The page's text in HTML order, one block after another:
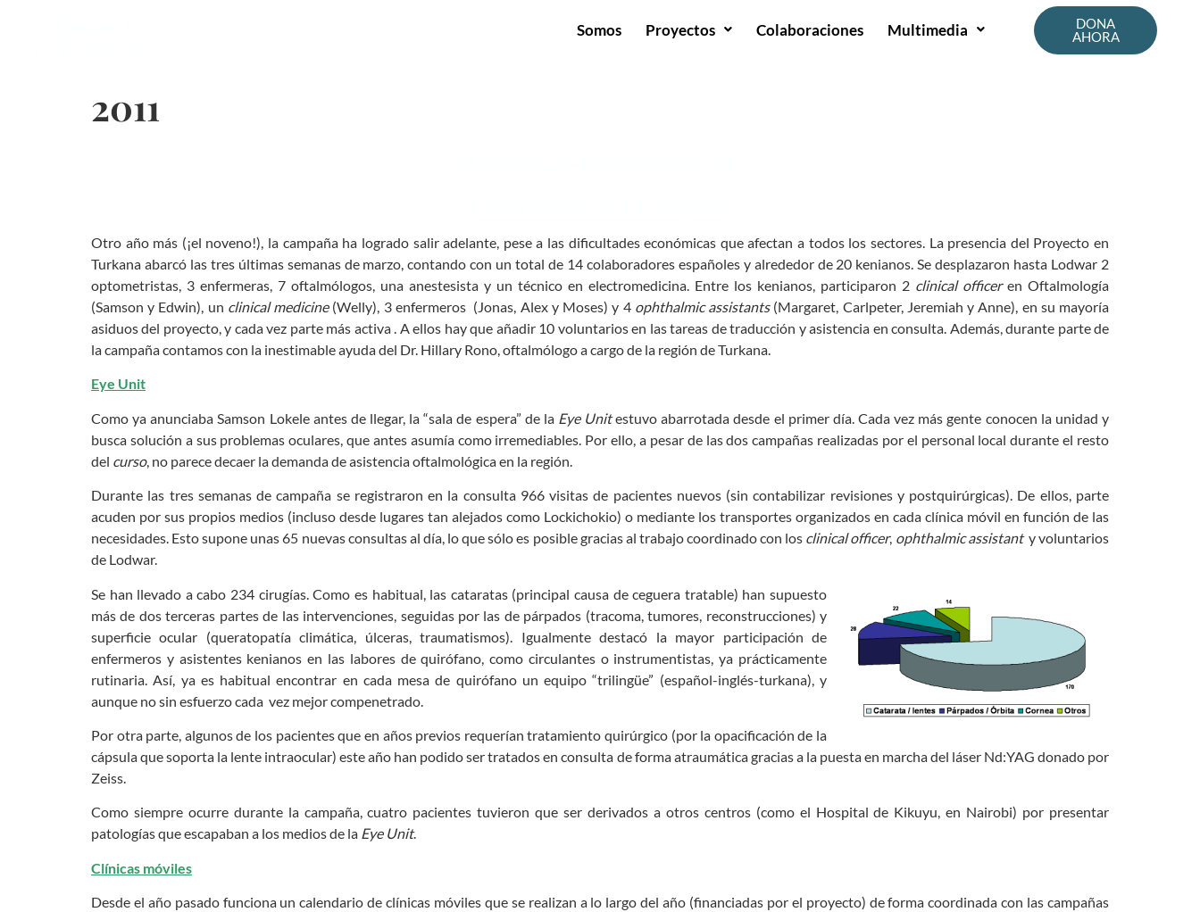
Somos Proyectos Colaboraciones Multimedia
DONA
AHORA
2011
Otro año más (¡el noveno!), la campaña ha logrado salir adelante, pese a las dificultades económicas que afectan a todos los sectores. La presencia del Proyecto en
Turkana abarcó las tres últimas semanas de marzo, contando con un total de 14 colaboradores españoles y alrededor de 20 kenianos. Se desplazaron hasta Lodwar 2
optometristas, 3 enfermeras, 7 oftalmólogos, una anestesista y un técnico en electromedicina. Entre los kenianos, participaron 2 clinical officeren Oftalmología
(Samson y Edwin), un clinical medicine(Welly), 3 enfermeros (Jonas, Alex y Moses) y 4 ophthalmic assistants(Margaret, Carlpeter, Jeremiah y Anne), en su mayoría
asiduos del proyecto, y cada vez parte más activa . A ellos hay que añadir 10 voluntarios en las tareas de traducción y asistencia en consulta. Además, durante parte de
la campaña contamos con la inestimable ayuda del Dr. Hillary Rono, oftalmólogo a cargo de la región de Turkana.
Eye Unit
Como ya anunciaba Samson Lokele antes de llegar, la “sala de espera” de la Eye Unitestuvo abarrotada desde el primer día. Cada vez más gente conocen la unidad y
busca solución a sus problemas oculares, que antes asumía como irremediables. Por ello, a pesar de las dos campañas realizadas por el personal local durante el resto
del curso, no parece decaer la demanda de asistencia oftalmológica en la región.
Durante las tres semanas de campaña se registraron en la consulta 966 visitas de pacientes nuevos (sin contabilizar revisiones y postquirúrgicas). De ellos, parte
acuden por sus propios medios (incluso desde lugares tan alejados como Lockichokio) o mediante los transportes organizados en cada clínica móvil en función de las
necesidades. Esto supone unas 65 nuevas consultas al día, lo que sólo es posible gracias al trabajo coordinado con los clinical officer, ophthalmic assistant y voluntarios
de Lodwar.
Se han llevado a cabo 234 cirugías. Como es habitual, las cataratas (principal causa de ceguera tratable) han supuesto
más de dos terceras partes de las intervenciones, seguidas por las de párpados (tracoma, tumores, reconstrucciones) y
superficie ocular (queratopatía climática, úlceras, traumatismos). Igualmente destacó la mayor participación de
enfermeros y asistentes kenianos en las labores de quirófano, como circulantes o instrumentistas, ya prácticamente
rutinaria. Así, ya es habitual encontrar en cada mesa de quirófano un equipo “trilingüe” (español-inglés-turkana), y
aunque no sin esfuerzo cada vez mejor compenetrado.
Por otra parte, algunos de los pacientes que en años previos requerían tratamiento quirúrgico (por la opacificación de la
cápsula que soporta la lente intraocular) este año han podido ser tratados en consulta de forma atraumática gracias a la puesta en marcha del láser Nd:YAG donado por
Zeiss.
Como siempre ocurre durante la campaña, cuatro pacientes tuvieron que ser derivados a otros centros (como el Hospital de Kikuyu, en Nairobi) por presentar
patologías que escapaban a los medios de la Eye Unit.
Clínicas móviles
Desde el año pasado funciona un calendario de clínicas móviles que se realizan a lo largo del año (financiadas por el proyecto) de forma coordinada con las campañas